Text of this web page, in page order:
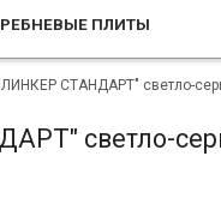
ПЛИТЫ
СТАНДАРТ" светло-
светло-